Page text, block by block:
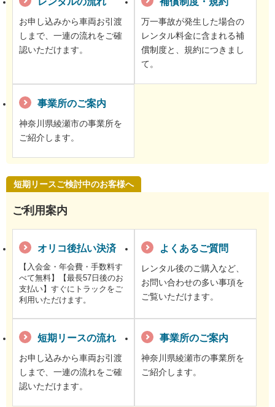
お申し込みから車両お引渡
しまで、一連の流れをご確
認いただけます。
万一事故が発生した場合の
レンタル料金に含まれる補
償制度と、規約につきまし
て。
事業所のご案内
神奈川県綾瀬市の事業所を
ご紹介します。
短期リースご検討中のお客様へ
ご利用案内
オリコ後払い決済
【入会金・年会費・手数料す
べて無料】【最長57日後のお
支払い】すぐにトラックをご
利用いただけます。
よくあるご質問
レンタル後のご購入など、
お問い合わせの多い事項を
ご覧いただけます。
短期リースの流れ
お申し込みから車両お引渡
しまで、一連の流れをご確
認いただけます。
事業所のご案内
神奈川県綾瀬市の事業所を
ご紹介します。